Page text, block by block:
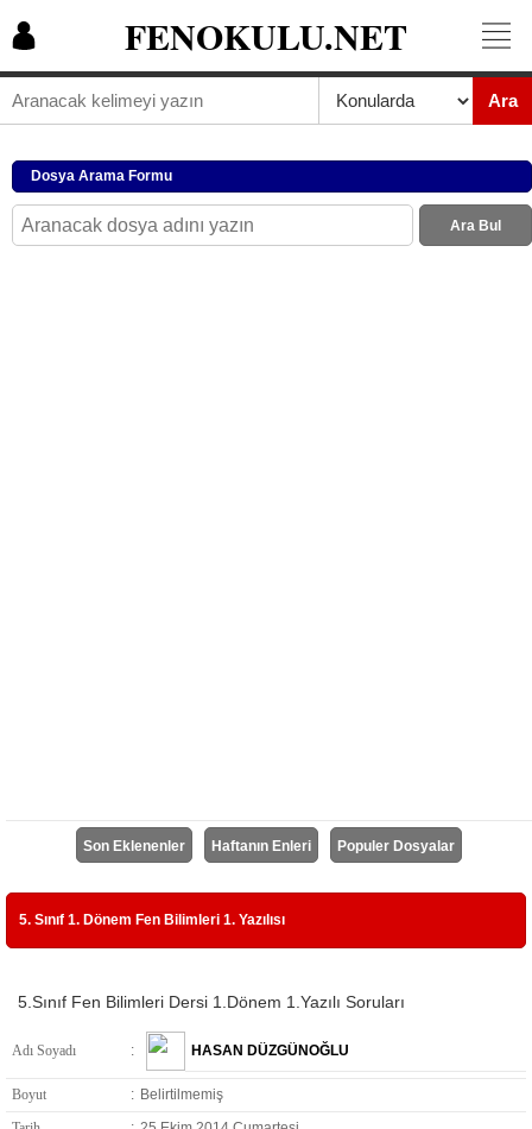
FENOKULU.NET
Ara
Dosya Arama Formu
Ara Bul
Son Eklenenler Haftanın Enleri Populer Dosyalar
5. Sınıf 1. Dönem Fen Bilimleri 1. Yazılısı
5.Sınıf Fen Bilimleri Dersi 1.Dönem 1.Yazılı Soruları
Adı Soyadı : HASAN DÜZGÜNOĞLU
Boyut : Belirtilmemiş